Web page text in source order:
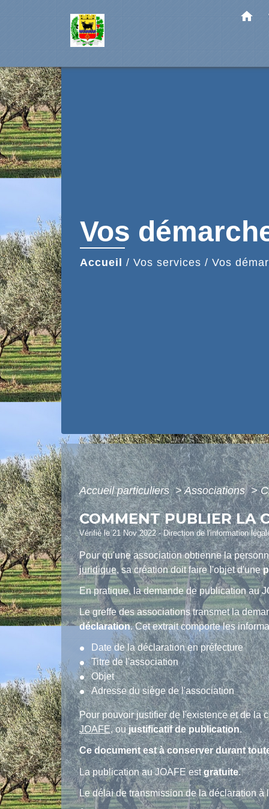
home
Vos
Accueil / Vos services / Vos
Accueil particuliers> Associations>
COMMENT PUBLIER LA
Vérifié le 21 Nov 2022 - Direction de l'information
Pour qu'une association obtienne la
juridique, sa création doit faire l'objet d'une
En pratique, la demande de publication au
Le greffe des associations transmet la
déclaration. Cet extrait comporte les
Date de la déclaration en préfecture
Titre de l'association
Objet
Adresse du siège de l'association
Pour pouvoir justifier de l'existence et de la
JOAFE, oujustificatif de publication.
Ce document est à conserver durant
La publication au JOAFE estgratuite.
Le délai de transmission de la déclaration